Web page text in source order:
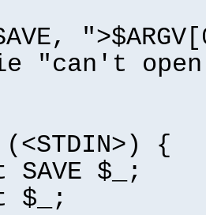
"can't open
{
$_;
$_;